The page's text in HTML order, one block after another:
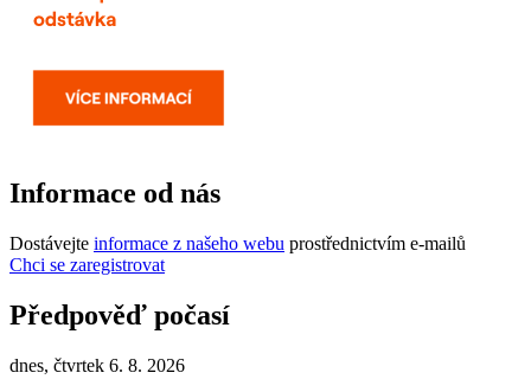
Informace od nás
Dostávejte informace z našeho webu prostřednictvím e-mailů
Chci se zaregistrovat
Předpověď počasí
dnes, čtvrtek 6. 8. 2026